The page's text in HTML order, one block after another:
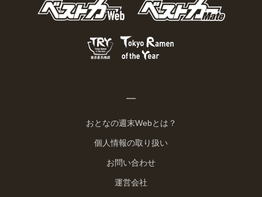
おとなの週末Webとは？
個人情報の取り扱い
お問い合わせ
運営会社